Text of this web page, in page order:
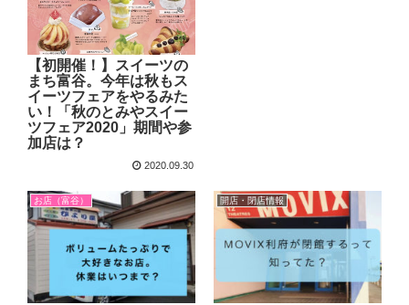
【初開催！】スイーツの
まち富谷。今年は秋もス
イーツフェアをやるみた
い！「秋のとみやスイー
ツフェア2020」期間や参
加店は？
2020.09.30
お店（富谷） 開店・閉店情報